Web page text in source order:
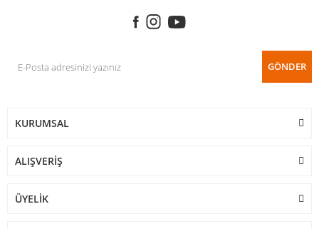
GÖNDER
KURUMSAL
ALIŞVERİŞ
ÜYELİK